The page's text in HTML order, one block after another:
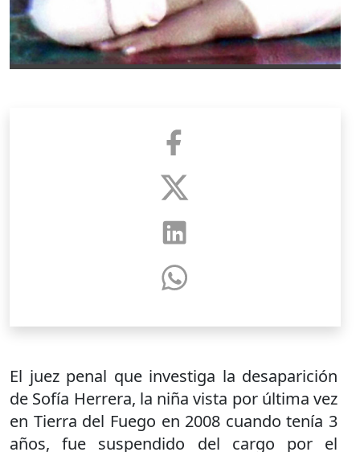
El juez penal que investiga la desaparición
de Sofía Herrera, la niña vista por última vez
en Tierra del Fuego en 2008 cuando tenía 3
años, fue suspendido del cargo por el